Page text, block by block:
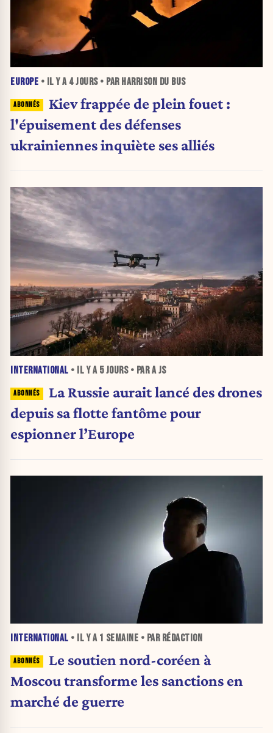
EUROPE • IL Y A 4 JOURS• PAR HARRISON DU BUS
Kiev frappée de plein fouet :
l'épuisement des défenses
ukrainiennes inquiète ses alliés
INTERNATIONAL • IL Y A 5 JOURS• PAR A JS
La Russie aurait lancé des drones
depuis sa flotte fantôme pour
espionner l’Europe
INTERNATIONAL • IL Y A 1 SEMAINE • PAR RÉDACTION
Le soutien nord-coréen à
Moscou transforme les sanctions en
marché de guerre